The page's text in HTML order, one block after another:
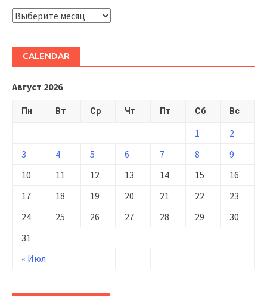
ARHIVĂ
CALENDAR
Август 2026
Пн Вт Ср Чт Пт Сб Вс
« Июл
1
2
3
4 5 6 7 8
9
10
11 12 13 14 15
16
17
18 19 20 21 22
23
24
25 26 27 28 29
30
31